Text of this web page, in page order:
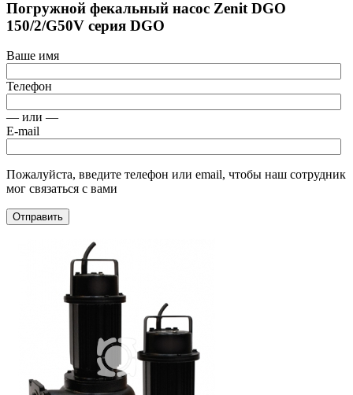
Погружной фекальный насос Zenit DGO
150/2/G50V cерия DGO
Ваше имя
Телефон
— или —
E-mail
Пожалуйста, введите телефон или email, чтобы наш сотрудник
мог связаться с вами
Отправить